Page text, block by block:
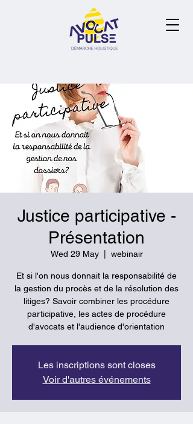
Justice participative -
Présentation
Wed 29 May
  |
webinair
Et si l'on nous donnait la responsabilité de
la gestion du procès et de la résolution des
litiges? Savoir combiner les procédure
participative, les actes de procédure
d'avocats et l'audience d'orientation
Les inscriptions sont closes
Voir d'autres événements